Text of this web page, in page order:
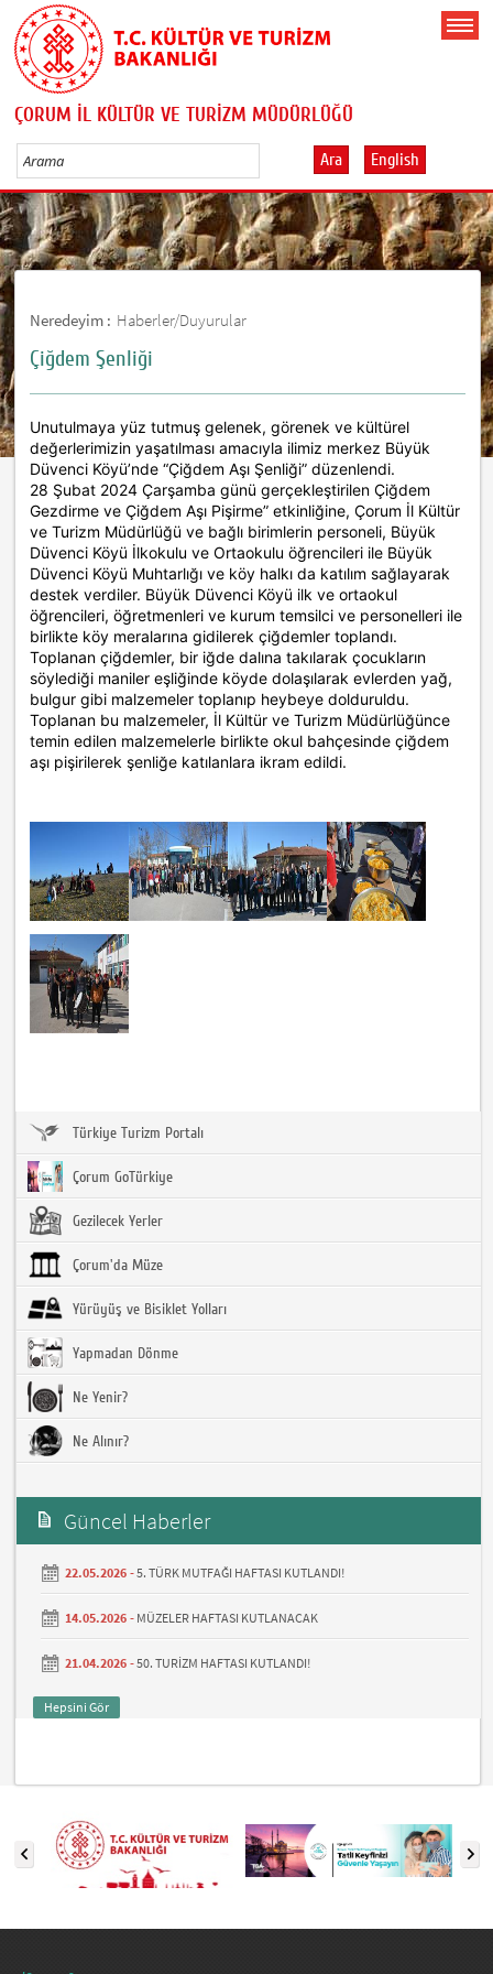
ÇORUM İL KÜLTÜR VE TURİZM MÜDÜRLÜĞÜ
Ara English
Neredeyim : Haberler/Duyurular
Çiğdem Şenliği
Unutulmaya yüz tutmuş gelenek, görenek ve kültürel
değerlerimizin yaşatılması amacıyla ilimiz merkez Büyük
Düvenci Köyü’nde “Çiğdem Aşı Şenliği” düzenlendi.
28 Şubat 2024 Çarşamba günü gerçekleştirilen Çiğdem
Gezdirme ve Çiğdem Aşı Pişirme” etkinliğine, Çorum İl Kültür
ve Turizm Müdürlüğü ve bağlı birimlerin personeli, Büyük
Düvenci Köyü İlkokulu ve Ortaokulu öğrencileri ile Büyük
Düvenci Köyü Muhtarlığı ve köy halkı da katılım sağlayarak
destek verdiler. Büyük Düvenci Köyü ilk ve ortaokul
öğrencileri, öğretmenleri ve kurum temsilci ve personelleri ile
birlikte köy meralarına gidilerek çiğdemler toplandı.
Toplanan çiğdemler, bir iğde dalına takılarak çocukların
söylediği maniler eşliğinde köyde dolaşılarak evlerden yağ,
bulgur gibi malzemeler toplanıp heybeye dolduruldu.
Toplanan bu malzemeler, İl Kültür ve Turizm Müdürlüğünce
temin edilen malzemelerle birlikte okul bahçesinde çiğdem
aşı pişirilerek şenliğe katılanlara ikram edildi.
Türkiye Turizm Portalı
Çorum GoTürkiye
Gezilecek Yerler
Çorum'da Müze
Yürüyüş ve Bisiklet Yolları
Yapmadan Dönme
Ne Yenir?
Ne Alınır?
Güncel Haberler
22.05.2026 -5. TÜRK MUTFAĞI HAFTASI KUTLANDI!
14.05.2026 - MÜZELER HAFTASI KUTLANACAK
21.04.2026 -50. TURİZM HAFTASI KUTLANDI!
Hepsini Gör